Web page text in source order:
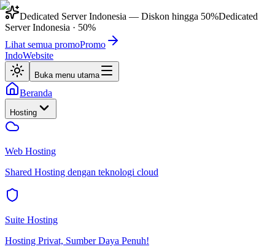
Dedicated Server Indonesia — Diskon hingga 50%Dedicated
Server Indonesia · 50%
Lihat semua promoPromo
IndoWebsite
Buka menu utama
Beranda
Hosting
Web Hosting
Shared Hosting dengan teknologi cloud
Suite Hosting
Hosting Privat, Sumber Daya Penuh!